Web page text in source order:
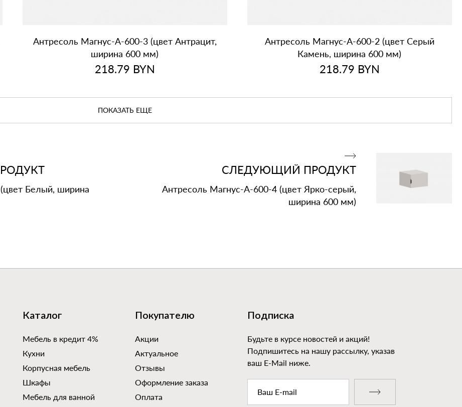
Антресоль Магнус‑А‑600‑3 (цвет Антрацит,
ширина 600 мм)
218.79 BYN
Антресоль Магнус‑А‑600‑2 (цвет Серый
Камень, ширина 600 мм)
218.79 BYN
ПОКАЗАТЬ ЕЩЕ
Белый, ширина
СЛЕДУЮЩИЙ ПРОДУКТ
Антресоль Магнус‑А‑600‑4 (цвет Ярко‑серый,
ширина 600 мм)
Каталог
Мебель в кредит 4%
Кухни
Корпусная мебель
Шкафы
Мебель для ванной
Покупателю
Акции
Актуальное
Отзывы
Оформление заказа
Оплата
Подписка
Будьте в курсе новостей и акций!
Подпишитесь на нашу рассылку, указав
ваш E-Mail ниже.